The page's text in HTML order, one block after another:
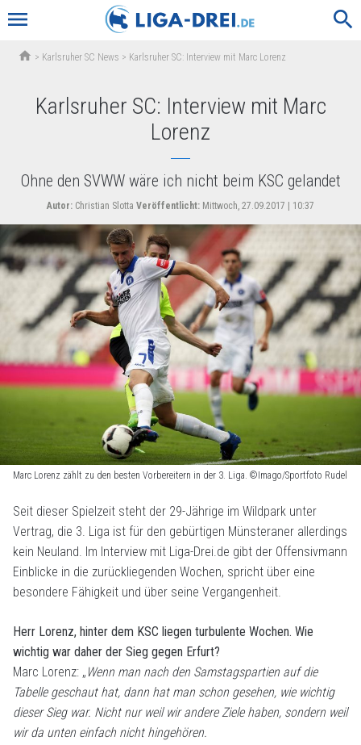
menu search
home > Karlsruher SC News > Karlsruher SC: Interview mit Marc Lorenz
Karlsruher SC: Interview mit Marc
Lorenz
Ohne den SVWW wäre ich nicht beim KSC gelandet
Autor: Christian Slotta Veröffentlicht: Mittwoch, 27.09.2017 | 10:37
Marc Lorenz zählt zu den besten Vorbereitern in der 3. Liga. ©Imago/Sportfoto Rudel
Seit dieser Spielzeit steht der 29-Jährige im Wildpark unter
Vertrag, die 3. Liga ist für den gebürtigen Münsteraner allerdings
kein Neuland. Im Interview mit Liga-Drei.de gibt der Offensivmann
Einblicke in die zurückliegenden Wochen, spricht über eine
besondere Fähigkeit und über seine Vergangenheit.
Herr Lorenz, hinter dem KSC liegen turbulente Wochen. Wie
wichtig war daher der Sieg gegen Erfurt?
Marc Lorenz: „ Wenn man nach den Samstagspartien auf die
Tabelle geschaut hat, dann hat man schon gesehen, wie wichtig
dieser Sieg war. Nicht nur weil wir andere Ziele haben, sondern weil
wir da unten einfach nicht hingehören.